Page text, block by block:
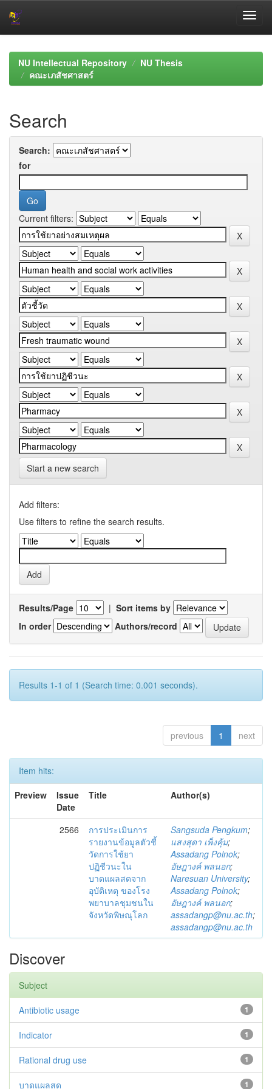
navigationNU Intellectual Repository
NU Thesis
คณะเภสัชศาสตร์
Search
Search:
for
Current filters:
Start a new search
Add filters:
Use filters to refine the search results.
Results/Page | Sort items by
In order
Authors/record
Results 1-1 of 1 (Search time: 0.001 seconds).
previous 1 next
Item hits:
Preview
Issue
Date
Title Author(s)
2566
การประเมินการ
รายงานข้อมูลตัวชี้
วัดการใช้ยา
ปฏิชีวนะใน
บาดแผลสดจาก
อุบัติเหตุ ของโรง
พยาบาลชุมชนใน
จังหวัดพิษณุโลก
Sangsuda Pengkum;
แสงสุดา เพ็งคุ้ม;
Assadang Polnok;
อัษฎางค์ พลนอก;
Naresuan University;
Assadang Polnok;
อัษฎางค์ พลนอก;
assadangp@nu.ac.th;
assadangp@nu.ac.th
Discover
Subject
1
Antibiotic usage
1
Indicator
1
Rational drug use
1
บาดแผลสด